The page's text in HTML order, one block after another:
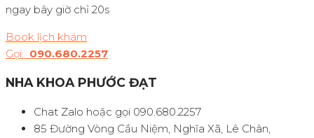
ngay bây giờ chỉ 20s
Book lịch khám
Gọi: 090.680.2257
NHA KHOA PHƯỚC ĐẠT
Chat Zalo hoặc gọi 090.680.2257
85 Đường Vòng Cầu Niệm, Nghĩa Xã, Lê Chân,